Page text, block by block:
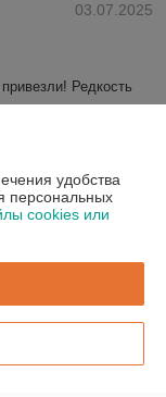
03.07.2025
Редкость
удобства
персональных
cookies или